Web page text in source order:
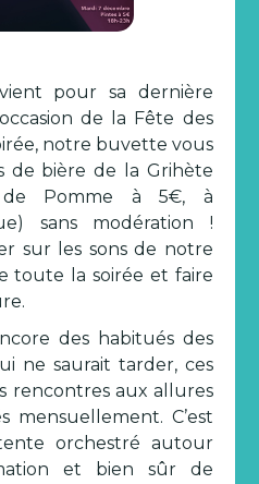
pour sa dernière
de la Fête des
notre buvette vous
de bière de la Grihète
Pomme à 5€, à
sans modération !
sur les sons de notre
toute la soirée et faire
des habitués des
ne saurait tarder, ces
rencontres aux allures
mensuellement. C’est
orchestré autour
et bien sûr de